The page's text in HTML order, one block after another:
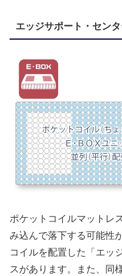
エッジサポート・セン
ポケットコイルマットレ
み込んで落下する可能性
コイルを配置した「エッ
スがあります。また、同